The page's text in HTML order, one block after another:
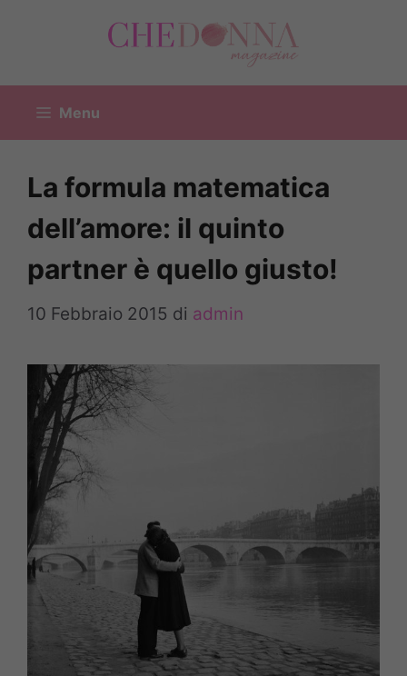
Menu
La formula matematica
dell’amore: il quinto
partner è quello giusto!
10 Febbraio 2015 di admin